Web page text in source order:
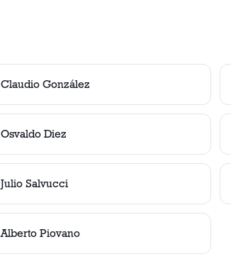
Claudio González
Osvaldo Diez
Julio Salvucci
Alberto Piovano